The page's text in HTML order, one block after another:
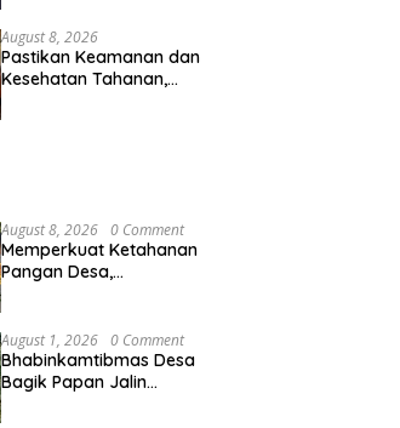
Tetap Kondusif
August 8, 2026
Pastikan Keamanan dan
Kesehatan Tahanan,
August 8, 2026 0 Comment
Memperkuat Ketahanan
Pangan Desa,
Kuranji Dalang
August 1, 2026 0 Comment
Bhabinkamtibmas Desa
Bagik Papan Jalin